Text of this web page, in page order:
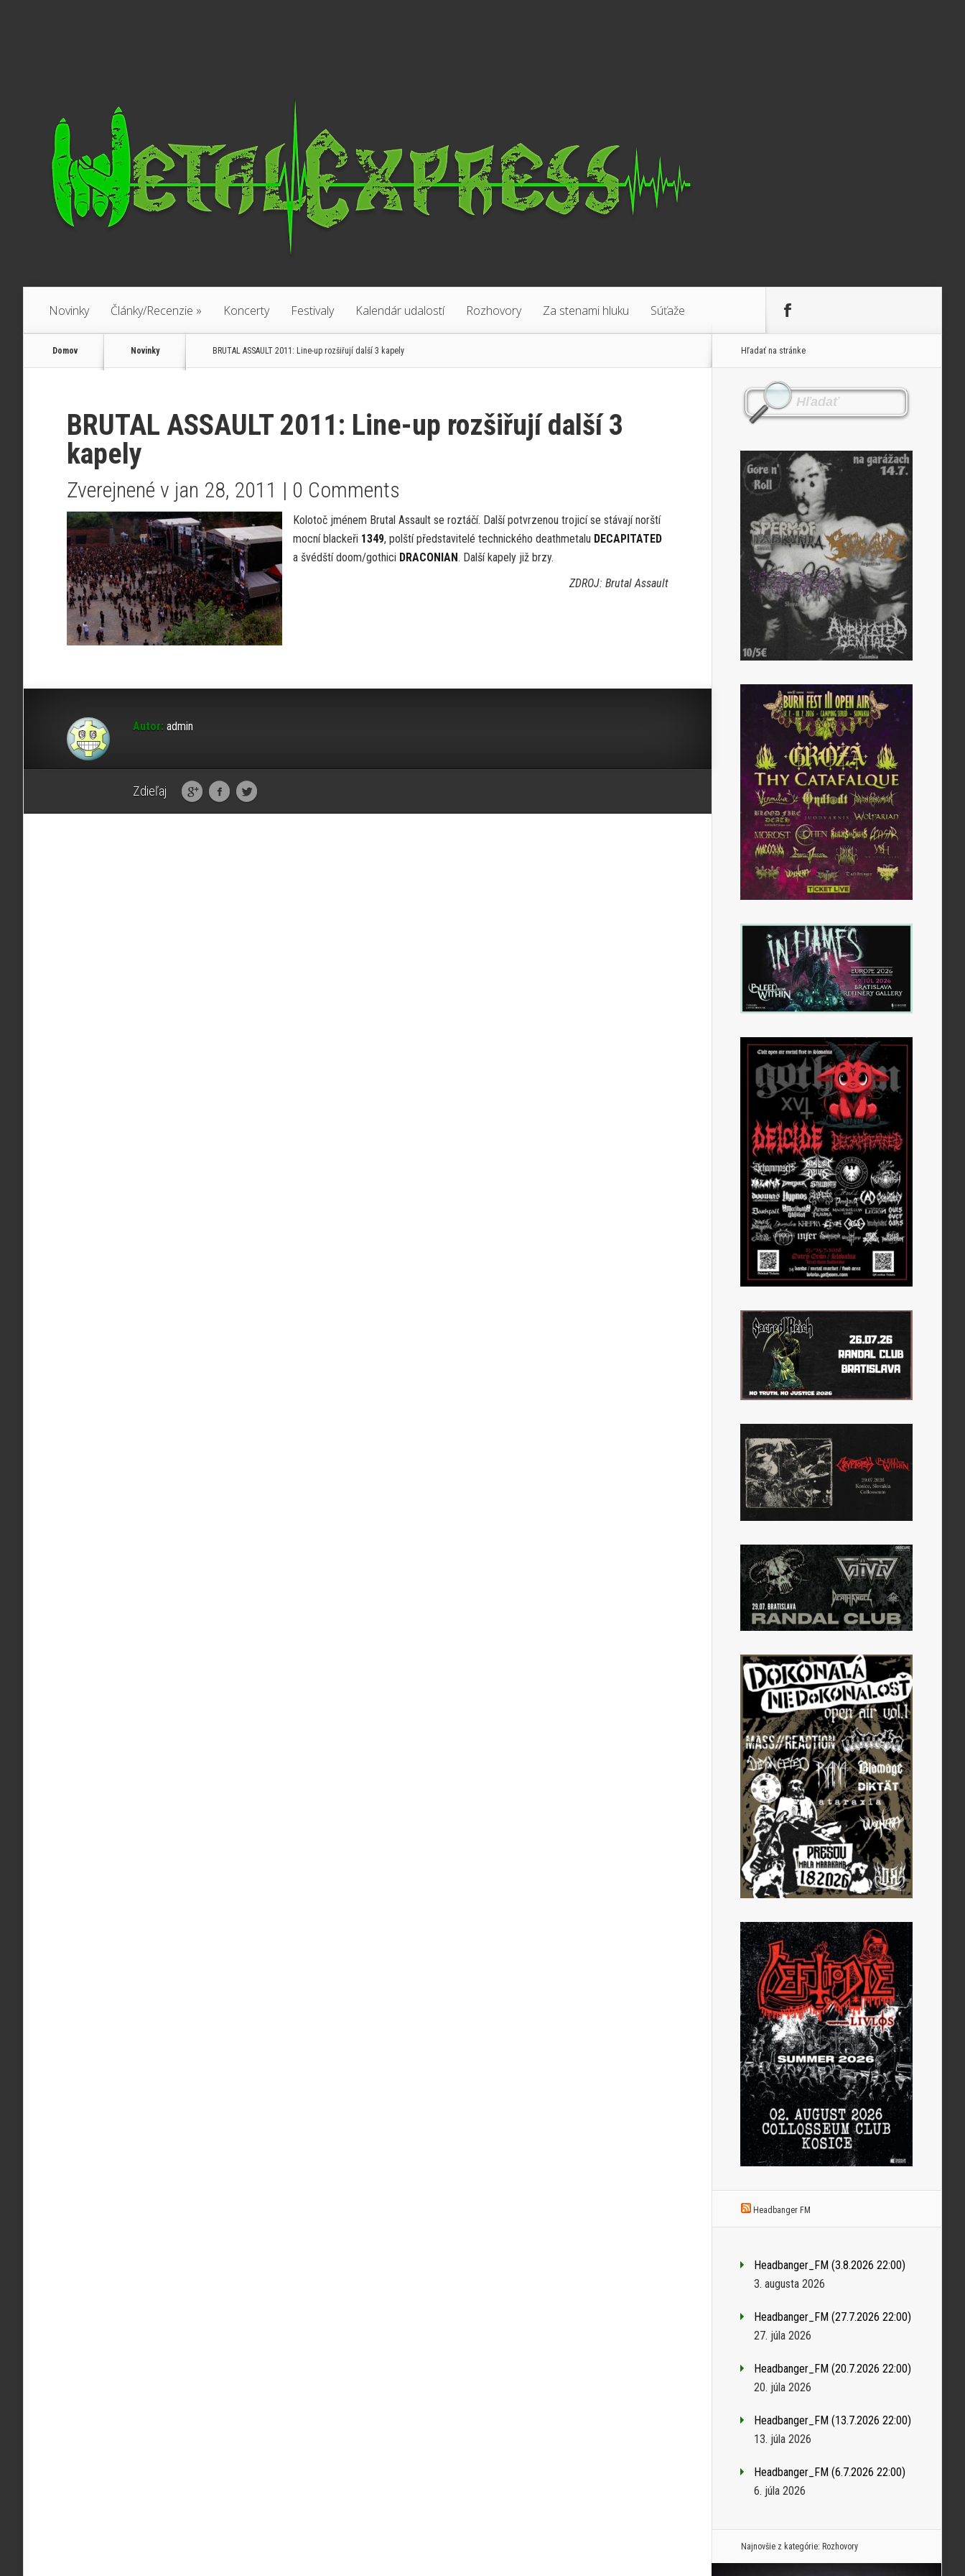
Novinky Články/Recenzie » Koncerty Festivaly Kalendár udalostí Rozhovory Za stenami hluku Súťaže
Domov Novinky BRUTAL ASSAULT 2011: Line-up rozšiřují další 3 kapely
BRUTAL ASSAULT 2011: Line-up rozšiřují další 3
kapely
Zverejnené v jan 28, 2011 | 0 Comments
Kolotoč jménem Brutal Assault se roztáčí. Další potvrzenou trojicí se stávají norští
mocní blackeři 1349, polští představitelé technického deathmetalu DECAPITATED
a švédští doom/gothici DRACONIAN. Další kapely již brzy.
ZDROJ: Brutal Assault
Autor: admin
Zdieľaj
Hľadať na stránke
Headbanger FM
Headbanger_FM (3.8.2026 22:00)
3. augusta 2026
Headbanger_FM (27.7.2026 22:00)
27. júla 2026
Headbanger_FM (20.7.2026 22:00)
20. júla 2026
Headbanger_FM (13.7.2026 22:00)
13. júla 2026
Headbanger_FM (6.7.2026 22:00)
6. júla 2026
Najnovšie z kategórie: Rozhovory